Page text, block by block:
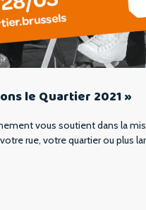
le Quartier 2021 »
vous soutient dans la
rue, votre quartier ou plus